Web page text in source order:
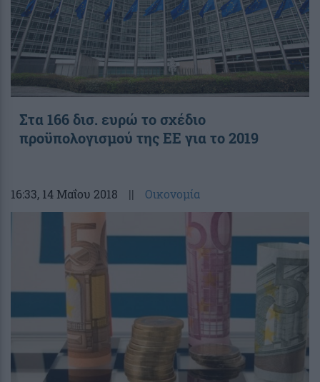
Στα 166 δισ. ευρώ το σχέδιο
προϋπολογισμού της ΕΕ για το 2019
16:33, 14 Μαΐου 2018 || Οικονομία